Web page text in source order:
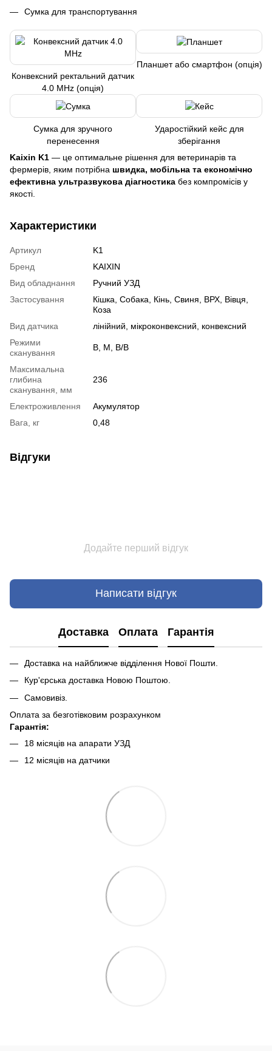
Сумка для транспортування
Конвексний ректальний датчик
4.0 MHz (опція)
Планшет або смартфон (опція)
Сумка для зручного
перенесення
Ударостійкий кейс для
зберігання
Kaixin K1 — це оптимальне рішення для ветеринарів та
фермерів, яким потрібна швидка, мобільна та економічно
ефективна ультразвукова діагностика без компромісів у
якості.
Характеристики
Артикул
K1
Бренд
KAIXIN
Вид обладнання
Ручний УЗД
Застосування
Кішка, Собака, Кінь, Свиня, ВРХ, Вівця,
Коза
Вид датчика
лінійний, мікроконвексний, конвексний
Режими
сканування
B, M, B/B
Максимальна
глибина
сканування, мм
236
Електроживлення
Акумулятор
Вага, кг
0,48
Відгуки
Додайте перший відгук
Написати відгук
Доставка Оплата Гарантія
Доставка на найближче відділення Нової Пошти.
Кур'єрська доставка Новою Поштою.
Самовивіз.
Оплата за безготівковим розрахунком
Гарантія:
18 місяців на апарати УЗД
12 місяців на датчики